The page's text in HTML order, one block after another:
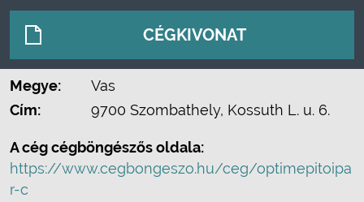
CÉGKIVONAT
Megye:
Vas
Cím:
9700 Szombathely, Kossuth L. u. 6.
A cég cégböngészős oldala:
https://www.cegbongeszo.hu/ceg/optimepitoipa
r-c